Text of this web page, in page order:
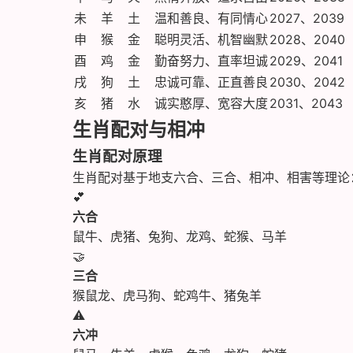
未
羊 土 温和善良、有同情心2027、2039
申
猴 金 聪明灵活、机智幽默2028、2040
酉
鸡 金 勤奋努力、直率坦诚2029、2041
戌
狗 土 忠诚可靠、正直善良 2030、2042
亥
猪 水 诚实憨厚、宽容大度2031、2043
生肖配对与相冲
生肖配对原理
生肖配对基于地支六合、三合、相冲、相害等理论
💕
六合
鼠牛、虎猪、兔狗、龙鸡、蛇猴、马羊
🤝
三合
猴鼠龙、虎马狗、蛇鸡牛、猪兔羊
⚠️
六冲